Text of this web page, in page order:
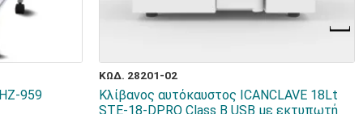
959
ΚΩΔ. 28201-02
Κλίβανος αυτόκαυστος ICANCLAVE 18Lt
STE-18-DPRO Class B USB με εκτυπωτή